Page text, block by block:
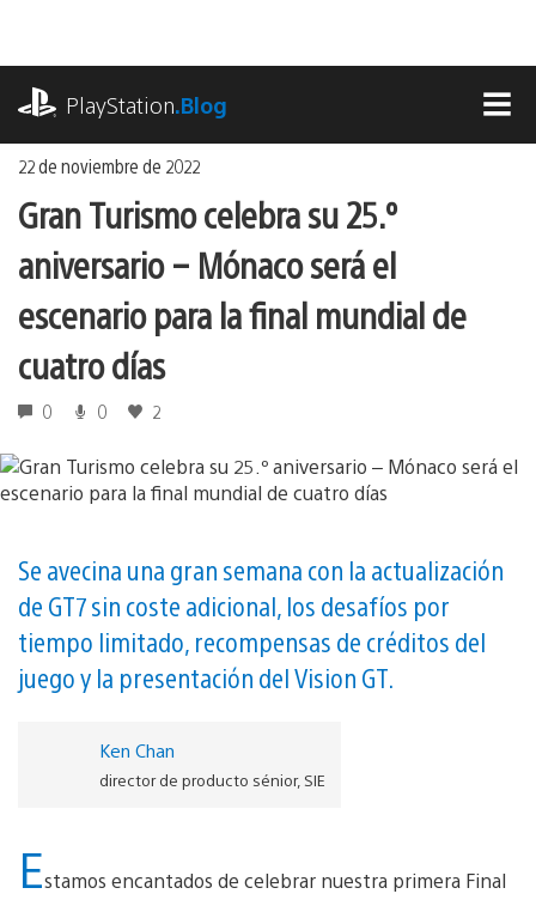
contenido
PlayStation.Blog
22 de noviembre de 2022
Gran Turismo celebra su 25.º
aniversario – Mónaco será el
escenario para la final mundial de
cuatro días
0 0 2
Se avecina una gran semana con la actualización
de GT7 sin coste adicional, los desafíos por
tiempo limitado, recompensas de créditos del
juego y la presentación del Vision GT.
Ken Chan
director de producto sénior, SIE
Estamos encantados de celebrar nuestra primera Final